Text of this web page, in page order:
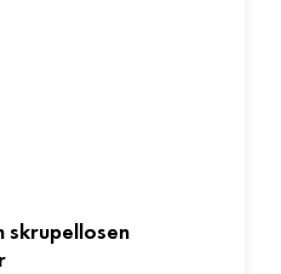
skrupellosen